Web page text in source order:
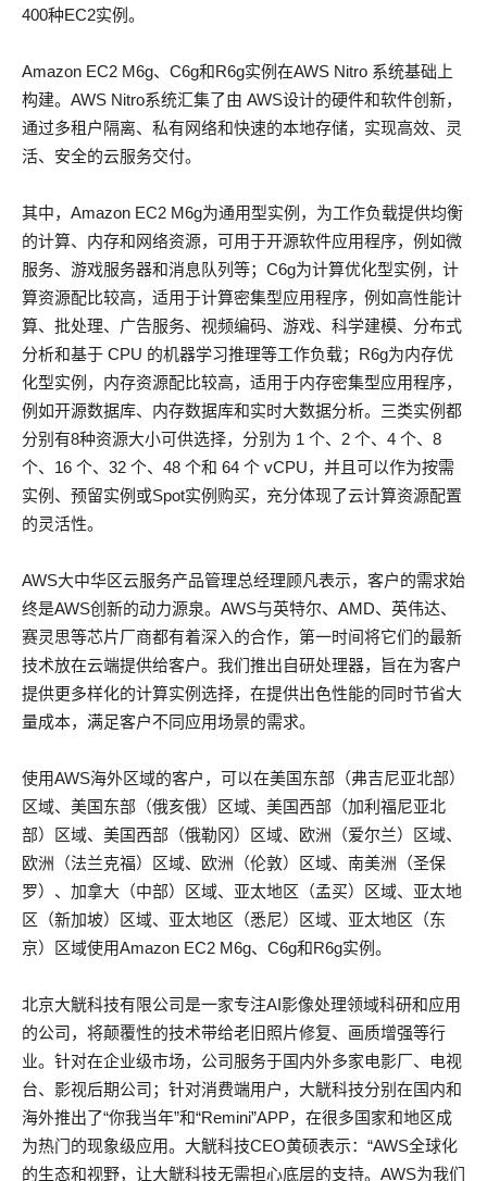
400种EC2实例。
Amazon EC2 M6g、C6g和R6g实例在AWS Nitro 系统基础上
构建。AWS Nitro系统汇集了由 AWS设计的硬件和软件创新，
通过多租户隔离、私有网络和快速的本地存储，实现高效、灵
活、安全的云服务交付。
其中，Amazon EC2 M6g为通用型实例，为工作负载提供均衡
的计算、内存和网络资源，可用于开源软件应用程序，例如微
服务、游戏服务器和消息队列等；C6g为计算优化型实例，计
算资源配比较高，适用于计算密集型应用程序，例如高性能计
算、批处理、广告服务、视频编码、游戏、科学建模、分布式
分析和基于 CPU 的机器学习推理等工作负载；R6g为内存优
化型实例，内存资源配比较高，适用于内存密集型应用程序，
例如开源数据库、内存数据库和实时大数据分析。三类实例都
分别有8种资源大小可供选择，分别为 1 个、2 个、4 个、8
个、16 个、32 个、48 个和 64 个 vCPU，并且可以作为按需
实例、预留实例或Spot实例购买，充分体现了云计算资源配置
的灵活性。
AWS大中华区云服务产品管理总经理顾凡表示，客户的需求始
终是AWS创新的动力源泉。AWS与英特尔、AMD、英伟达、
赛灵思等芯片厂商都有着深入的合作，第一时间将它们的最新
技术放在云端提供给客户。我们推出自研处理器，旨在为客户
提供更多样化的计算实例选择，在提供出色性能的同时节省大
量成本，满足客户不同应用场景的需求。
使用AWS海外区域的客户，可以在美国东部（弗吉尼亚北部）
区域、美国东部（俄亥俄）区域、美国西部（加利福尼亚北
部）区域、美国西部（俄勒冈）区域、欧洲（爱尔兰）区域、
欧洲（法兰克福）区域、欧洲（伦敦）区域、南美洲（圣保
罗）、加拿大（中部）区域、亚太地区（孟买）区域、亚太地
区（新加坡）区域、亚太地区（悉尼）区域、亚太地区（东
京）区域使用Amazon EC2 M6g、C6g和R6g实例。
北京大觥科技有限公司是一家专注AI影像处理领域科研和应用
的公司，将颠覆性的技术带给老旧照片修复、画质增强等行
业。针对在企业级市场，公司服务于国内外多家电影厂、电视
台、影视后期公司；针对消费端用户，大觥科技分别在国内和
海外推出了“你我当年”和“Remini”APP，在很多国家和地区成
为热门的现象级应用。大觥科技CEO黄硕表示：“AWS全球化
的生态和视野，让大觥科技无需担心底层的支持。AWS为我们